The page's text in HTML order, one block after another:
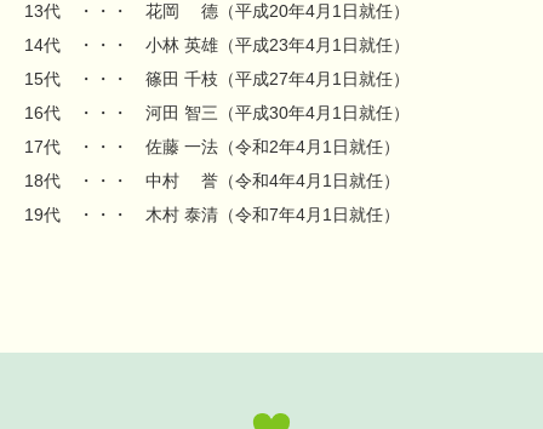
13代 ・・・ 花岡 德（平成20年4月1日就任）
14代 ・・・ 小林 英雄（平成23年4月1日就任）
15代 ・・・ 篠田 千枝（平成27年4月1日就任）
16代 ・・・ 河田 智三（平成30年4月1日就任）
17代 ・・・ 佐藤 一法（令和2年4月1日就任）
18代 ・・・ 中村 誉（令和4年4月1日就任）
19代 ・・・ 木村 泰清（令和7年4月1日就任）